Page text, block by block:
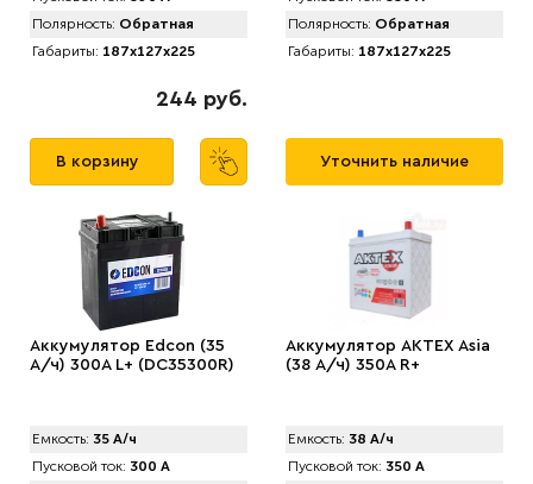
Полярность: Обратная
Габариты: 187x127x225
244 руб.
В корзину
Полярность: Обратная
Габариты: 187x127x225
Уточнить наличие
Аккумулятор Edcon (35
А/ч) 300A L+ (DC35300R)
Емкость: 35 А/ч
Пусковой ток: 300 А
Аккумулятор AKTEX Asia
(38 А/ч) 350A R+
Емкость: 38 А/ч
Пусковой ток: 350 А